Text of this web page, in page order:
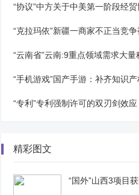
“协议”中方关于中美第一阶段经
“克拉玛依”新疆一商家不正当竞
“云南省”云南:9重点领域需求大量
“手机游戏”国产手游：补齐知识
“专利”专利强制许可的双刃剑效应
精彩图文
“国外”山西3项目